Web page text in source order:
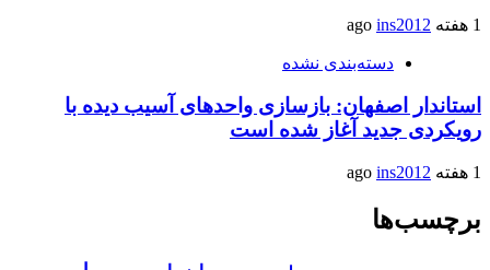
1 هفته ago ins2012
دسته‌بندی نشده
استاندار اصفهان: بازسازی واحدهای آسیب دیده با
رویکردی جدید آغاز شده است
1 هفته ago ins2012
برچسب‌ها